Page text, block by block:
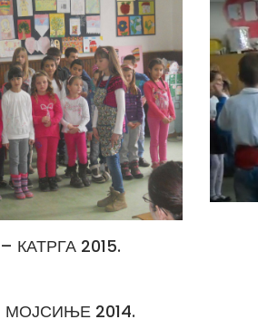
КАТРГА 2015.
МОЈСИЊЕ 2014.